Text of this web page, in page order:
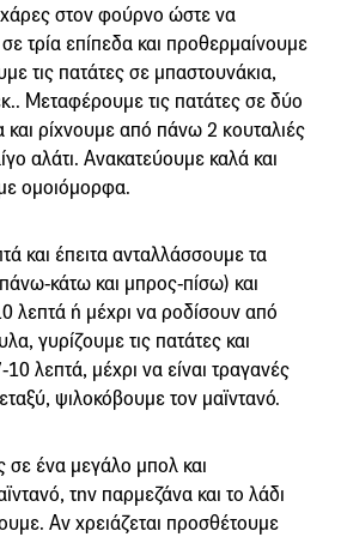
στον φούρνο ώστε να
τρία επίπεδα και προθερμαίνουμε
τις πατάτες σε μπαστουνάκια,
Μεταφέρουμε τις πατάτες σε δύο
ρίχνουμε από πάνω 2 κουταλιές
αλάτι. Ανακατεύουμε καλά και
ομοιόμορφα.
και έπειτα ανταλλάσσουμε τα
κάτω και μπρος-πίσω) και
λεπτά ή μέχρι να ροδίσουν από
γυρίζουμε τις πατάτες και
λεπτά, μέχρι να είναι τραγανές
ψιλοκόβουμε τον μαϊντανό.
σε ένα μεγάλο μπολ και
την παρμεζάνα και το λάδι
Αν χρειάζεται προσθέτουμε